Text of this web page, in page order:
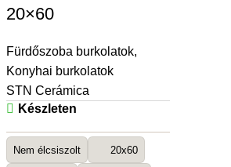
20×60
Fürdőszoba burkolatok,
Konyhai burkolatok
STN Cerámica
Készleten
Nem élcsiszolt 20x60